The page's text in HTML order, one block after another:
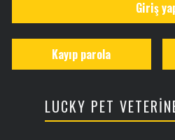
Giriş
Kayıp parola
LUCKY PET